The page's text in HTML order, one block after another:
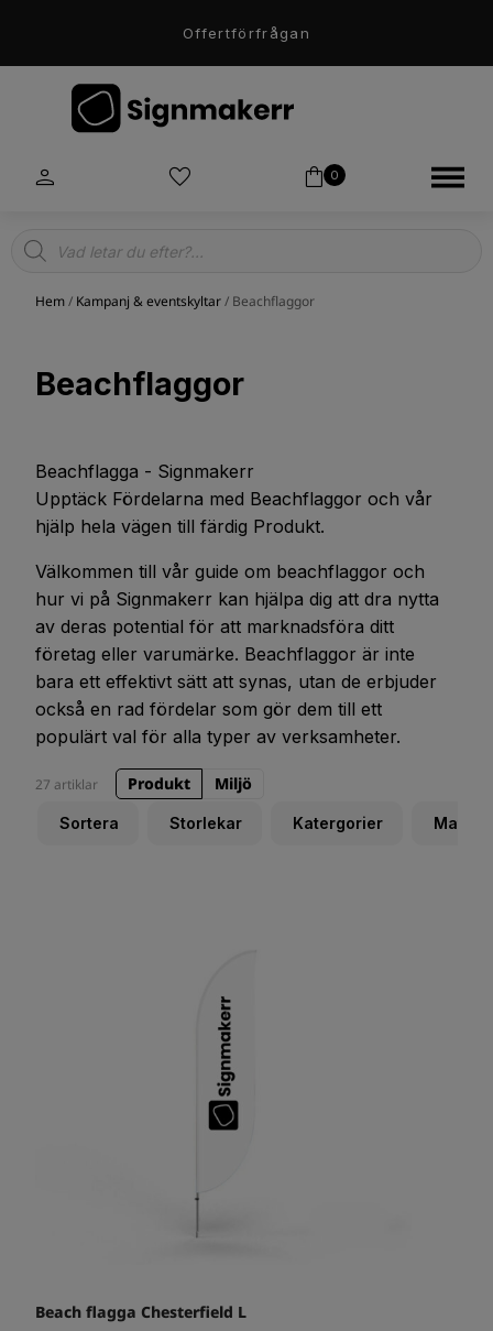
Offertförfrågan
0
Products
search
Hem/ Kampanj & eventskyltar/ Beachflaggor
Beachflaggor
Beachflagga - Signmakerr
Upptäck Fördelarna med Beachflaggor och vår
hjälp hela vägen till färdig Produkt.
Välkommen till vår guide om beachflaggor och
hur vi på Signmakerr kan hjälpa dig att dra nytta
av deras potential för att marknadsföra ditt
företag eller varumärke. Beachflaggor är inte
bara ett effektivt sätt att synas, utan de erbjuder
också en rad fördelar som gör dem till ett
populärt val för alla typer av verksamheter.
Sortera Storlekar Katergorier
27 artiklar Produkt Miljö
Beach flagga Chesterfield L